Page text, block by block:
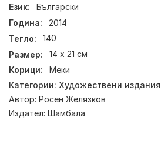
Език:
Български
Година:
2014
Тегло:
140
Размер:
14 х 21 см
Корици:
Меки
Категории: Художествени издания
Автор: Росен Желязков
Издател: Шамбала